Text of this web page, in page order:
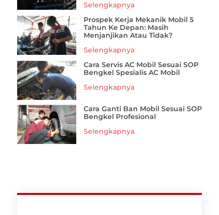
Selengkapnya
Prospek Kerja Mekanik Mobil 5
Tahun Ke Depan: Masih
Menjanjikan Atau Tidak?
Selengkapnya
Cara Servis AC Mobil Sesuai SOP
Bengkel Spesialis AC Mobil
Selengkapnya
Cara Ganti Ban Mobil Sesuai SOP
Bengkel Profesional
Selengkapnya